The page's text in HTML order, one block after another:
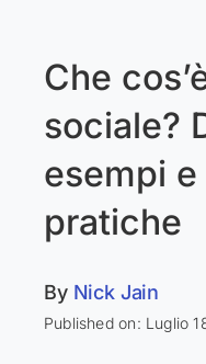
Che
sociale?
esempi
pratiche
By Nick Jain
Published on: Luglio